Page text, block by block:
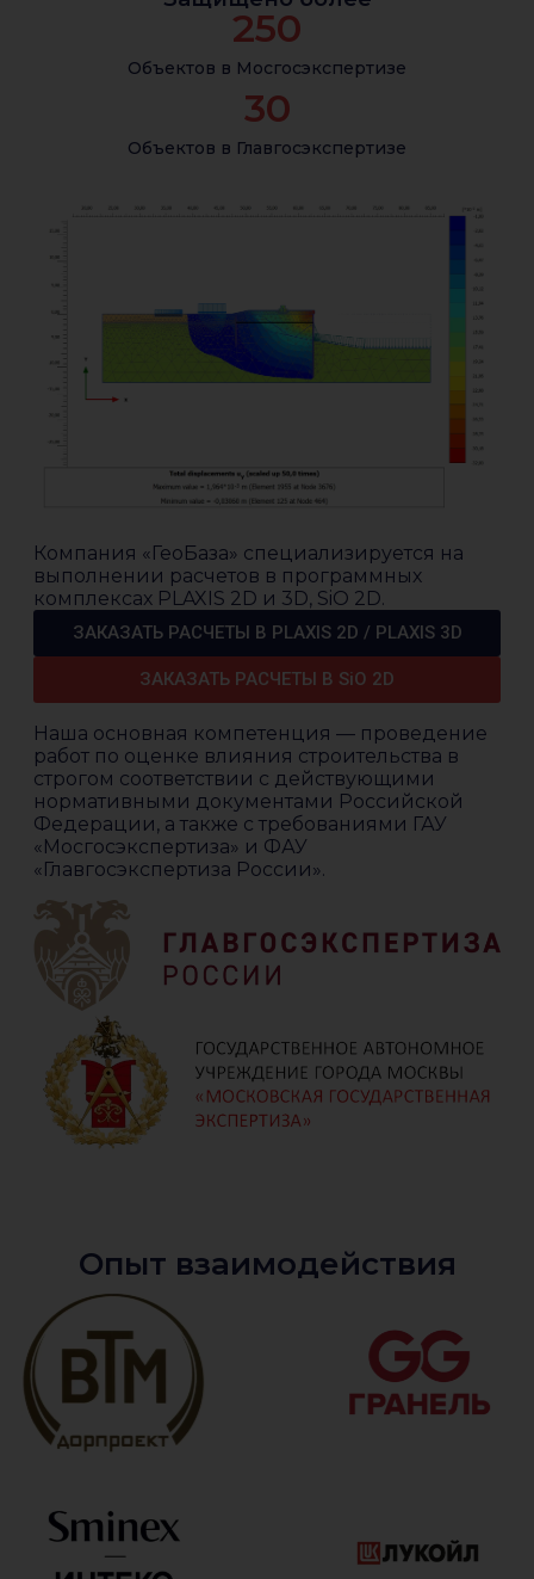
Объектов в Мосгосэкспертизе
250
Объектов в Главгосэкспертизе
30
Компания «ГеоБаза» специализируется на
выполнении расчетов в программных
комплексах PLAXIS 2D и 3D, SiO 2D.
ЗАКАЗАТЬ РАСЧЕТЫ В PLAXIS 2D / PLAXIS 3D
ЗАКАЗАТЬ РАСЧЕТЫ В SiO 2D
Наша основная компетенция — проведение
работ по оценке влияния строительства в
строгом соответствии с действующими
нормативными документами Российской
Федерации, а также с требованиями ГАУ
«Мосгосэкспертиза» и ФАУ
«Главгосэкспертиза России».
Опыт взаимодействия